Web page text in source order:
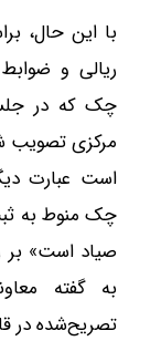
مرکزی تصویب
است عبارت
چک منوط به
صیاد است» بر
به گفته
تصریح‌شده در